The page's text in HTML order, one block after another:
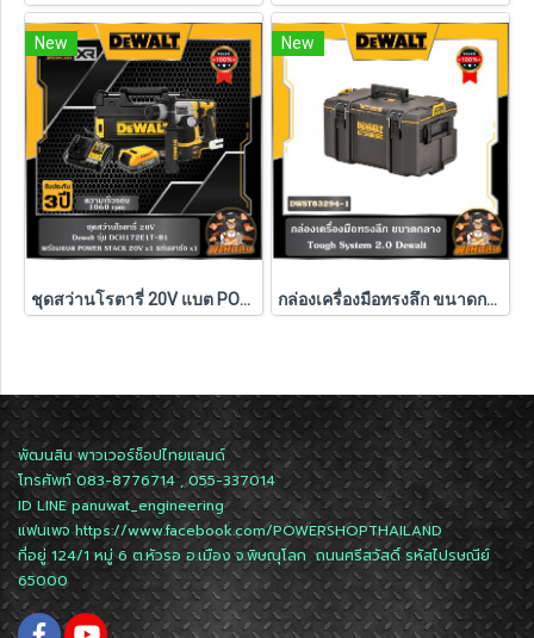
New
ชุดสว่านโรตารี่ 20V แบต POWERSTACK 1.7Ah Dewalt (DCH172E1T-B1)
New
กล่องเครื่องมือทรงลึก ขนาดกลาง TOUGH SYSTEM Dewalt รุ่น DWST83294-1
พัฒนสิน พาวเวอร์ช็อปไทยแลนด์
โทรศัพท์ 083-8776714 , 055-337014
ID LINEpanuwat_engineering
แฟนเพจhttps://www.facebook.com/POWERSHOPTHAILAND
ที่อยู่ 124/1 หมู่ 6 ต.หัวรอ อ.เมือง จ.พิษณุโลก ถนนศรีสวัสดิ์ รหัสไปรษณีย์
65000